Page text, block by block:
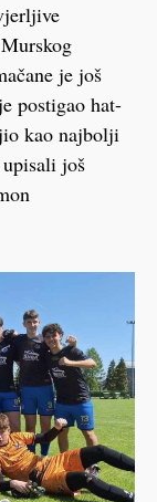
je još
postigao hat-
kao najbolji
još